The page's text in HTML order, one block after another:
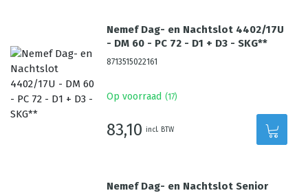
Nemef Dag- en Nachtslot 4402/17U
- DM 60 - PC 72 - D1 + D3 - SKG**
8713515022161
Op voorraad (17)
83,10 incl. BTW
Nemef Dag- en Nachtslot Senior